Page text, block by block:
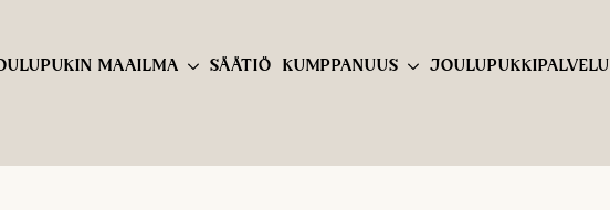
MAAILMA SÄÄTIÖ KUMPPANUUS JOULUPUKKIPALVELU